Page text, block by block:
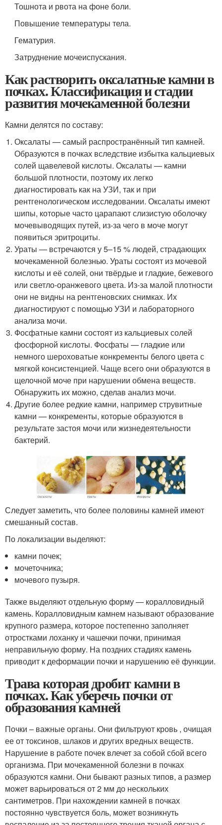
Тошнота и рвота на фоне боли.
Повышение температуры тела.
Гематурия.
Затруднение мочеиспускания.
Как растворить оксалатные камни в
почках. Классификация и стадии
развития мочекаменной болезни
Камни делятся по составу:
Оксалаты — самый распространённый тип камней.
Образуются в почках вследствие избытка кальциевых
солей щавелевой кислоты. Оксалаты — камни
большой плотности, поэтому их легко
диагностировать как на УЗИ, так и при
рентгенологическом исследовании. Оксалаты имеют
шипы, которые часто царапают слизистую оболочку
мочевыводящих путей, из-за чего в моче могут
появиться эритроциты.
Ураты — встречаются у 5–15 % людей, страдающих
мочекаменной болезнью. Ураты состоят из мочевой
кислоты и её солей, они твёрдые и гладкие, бежевого
или светло-оранжевого цвета. Из-за малой плотности
они не видны на рентгеновских снимках. Их
диагностируют с помощью УЗИ и лабораторного
анализа мочи.
Фосфатные камни состоят из кальциевых солей
фосфорной кислоты. Фосфаты — гладкие или
немного шероховатые конкременты белого цвета с
мягкой консистенцией. Чаще всего они образуются в
щелочной моче при нарушении обмена веществ.
Обнаружить их можно, сделав анализ мочи.
Другие более редкие камни, например струвитные
камни — конкременты, которые образуются в
результате застоя мочи или жизнедеятельности
бактерий.
Следует заметить, что более половины камней имеют
смешанный состав.
По локализации выделяют:
камни почек;
мочеточника;
мочевого пузыря.
Также выделяют отдельную форму — коралловидный
камень. Коралловидным камнем называют образование
крупного размера, которое постепенно заполняет
отростками лоханку и чашечки почки, принимая
неправильную форму. На поздних стадиях камень
приводит к деформации почки и нарушению её функции.
Трава которая дробит камни в
почках. Как уберечь почки от
образования камней
Почки – важные органы. Они фильтруют кровь , очищая
ее от токсинов, шлаков и других вредных веществ.
Нарушение в работе почек влечет за собой сбой всего
организма. При мочекаменной болезни в почках
образуются камни. Они бывают разных типов, а размер
может варьироваться от 2 мм до нескольких
сантиметров. При нахождении камней в почках
постоянно чувствуется боль, может возникнуть